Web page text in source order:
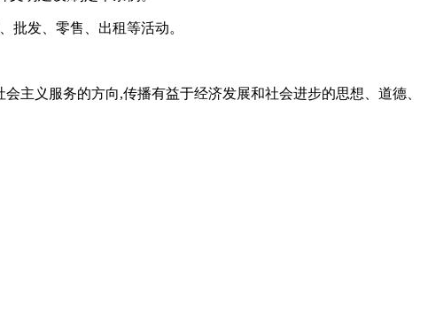
批发、零售、出租等活动。
主义服务的方向,传播有益于经济发展和社会进步的思想、道德、